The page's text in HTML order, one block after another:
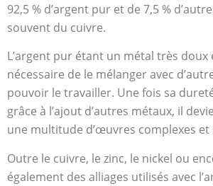
92,5 % d’argent pur et de 7,5 %
souvent du cuivre.
L’argent pur étant un métal très doux
nécessaire de le mélanger avec
pouvoir le travailler. Une fois sa
grâce à l’ajout d’autres métaux, il
une multitude d’œuvres complexes et
Outre le cuivre, le zinc, le nickel ou
également des alliages utilisés avec